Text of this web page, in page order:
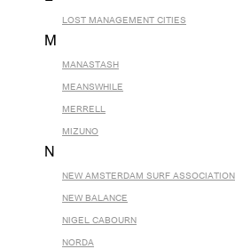
LOST MANAGEMENT CITIES
M
MANASTASH
MEANSWHILE
MERRELL
MIZUNO
N
NEW AMSTERDAM SURF ASSOCIATION
NEW BALANCE
NIGEL CABOURN
NORDA